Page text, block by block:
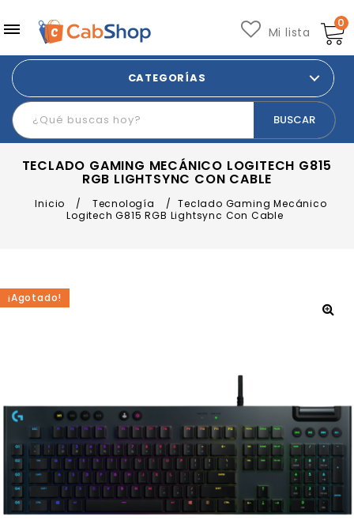
0
Mi lista
CATEGORÍAS
TECLADO GAMING MECÁNICO LOGITECH G815
RGB LIGHTSYNC CON CABLE
Inicio / Tecnología / Teclado Gaming Mecánico
Logitech G815 RGB Lightsync Con Cable
¡Agotado!